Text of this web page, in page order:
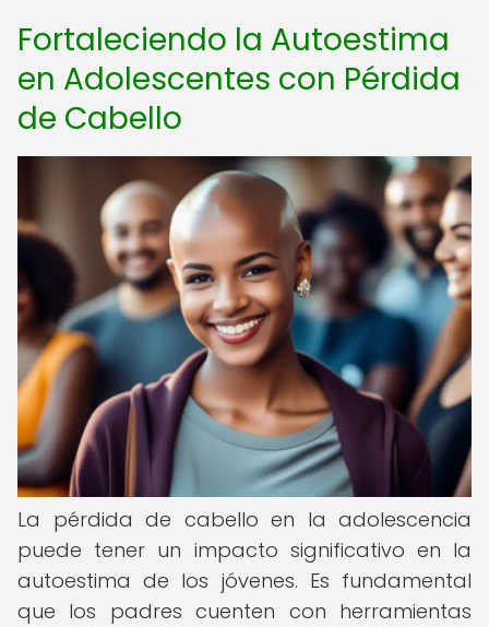
Fortaleciendo la Autoestima
en Adolescentes con Pérdida
de Cabello
La pérdida de cabello en la adolescencia
puede tener un impacto significativo en la
autoestima de los jóvenes. Es fundamental
que los padres cuenten con herramientas